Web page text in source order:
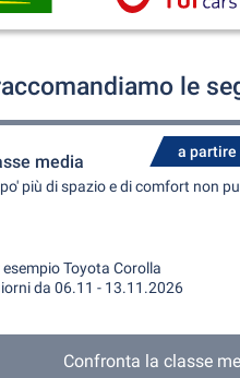
le
a partire
media
più di spazio e di comfort non
esempio Toyota Corolla
da 06.11 - 13.11.2026
Confronta la classe